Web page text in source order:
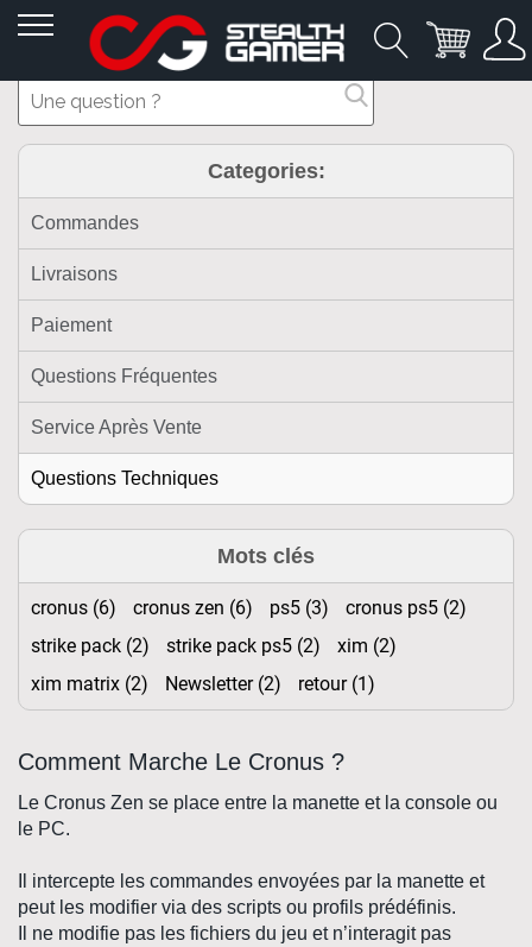
Allez
au
contenu
Comment Marche Le Cronus ?
Le Cronus Zen se place entre la manette et la console ou
le PC.
Il intercepte les commandes envoyées par la manette et
peut les modifier via des scripts ou profils prédéfinis.
Il ne modifie pas les fichiers du jeu et n’interagit pas
Categories:
Commandes
Livraisons
Paiement
Questions Fréquentes
Service Après Vente
Questions Techniques
Mots clés
cronus (6) cronus zen (6) ps5 (3)
cronus ps5 (2)
strike pack (2)
strike pack ps5 (2)
xim (2)
xim matrix (2)
Newsletter (2) retour (1)